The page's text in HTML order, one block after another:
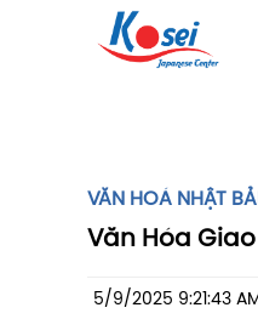
VĂN HOÁ NHẬT
Văn Hóa
5/9/2025 9:21:43